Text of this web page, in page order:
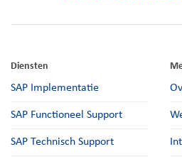
Diensten
SAP Implementatie
SAP Functioneel Support
SAP Technisch Support